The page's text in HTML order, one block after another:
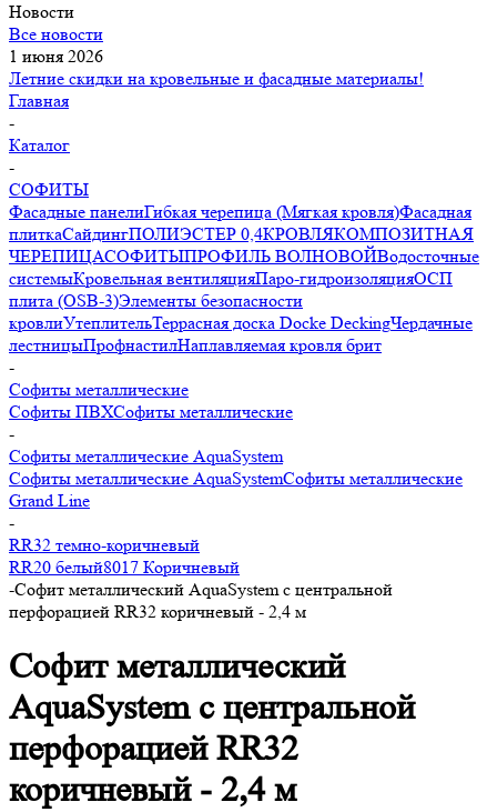
Новости
Все новости
1 июня 2026
Летние скидки на кровельные и фасадные материалы!
Главная
-
Каталог
-
СОФИТЫ
Фасадные панелиГибкая черепица (Мягкая кровля)Фасадная
плиткаСайдингПОЛИЭСТЕР 0,4КРОВЛЯКОМПОЗИТНАЯ
ЧЕРЕПИЦАСОФИТЫПРОФИЛЬ ВОЛНОВОЙВодосточные
системыКровельная вентиляцияПаро-гидроизоляцияОСП
плита (OSB-3)Элементы безопасности
кровлиУтеплительТеррасная доска Docke DeckingЧердачные
лестницыПрофнастилНаплавляемая кровля брит
-
Софиты металлические
Софиты ПВХСофиты металлические
-
Софиты металлические AquaSystem
Софиты металлические AquaSystemСофиты металлические
Grand Line
-
RR32 темно-коричневый
RR20 белый8017 Коричневый
-Софит металлический AquaSystem с центральной
перфорацией RR32 коричневый - 2,4 м
Софит металлический
AquaSystem с центральной
перфорацией RR32
коричневый - 2,4 м